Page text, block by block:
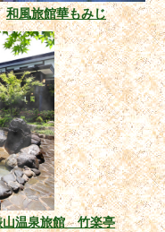
和風旅館華もみじ
山温泉旅館 竹楽亭